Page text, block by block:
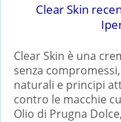
Clear Skin
Clear Skin è una
senza
naturali e principi
contro le macchie
Olio di Prugna